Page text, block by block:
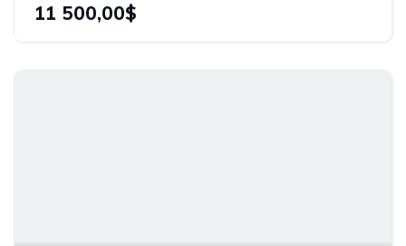
11 500,00$